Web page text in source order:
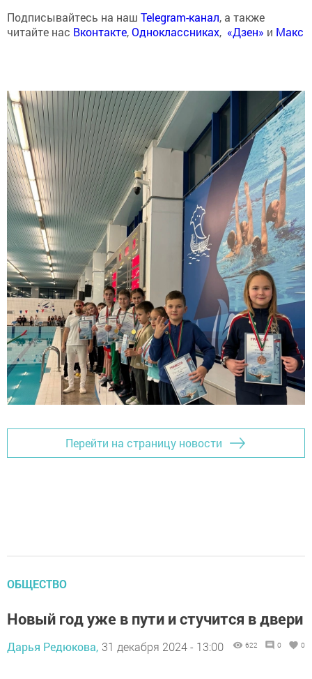
Подписывайтесь на наш Telegram-канал, а также
читайте нас Вконтакте,Одноклассниках, «Дзен» и Макс
Перейти на страницу новости
ОБЩЕСТВО
Новый год уже в пути и стучится в двери
Дарья Редюкова, 31 декабря 2024 - 13:00 622 0 0